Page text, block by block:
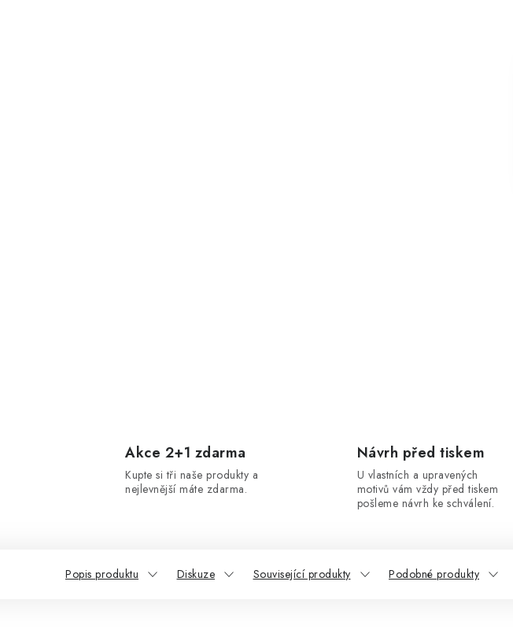
Akce 2+1 zdarma
Kupte si tři naše produkty a
nejlevnější máte zdarma.
Návrh před tiskem
U vlastních a upravených
motivů vám vždy před tiskem
pošleme návrh ke schválení.
Popis produktu Diskuze Související produkty Podobné produkty